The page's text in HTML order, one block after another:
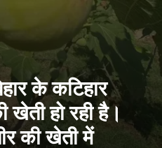
के कटिहार
हो रही है।
की खेती में